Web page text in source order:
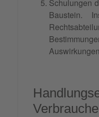
Schulungen
Baustein.